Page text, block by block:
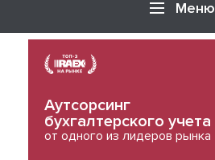
Меню
Аутсорсинг
бухгалтерского учета
от одного из лидеров рынка